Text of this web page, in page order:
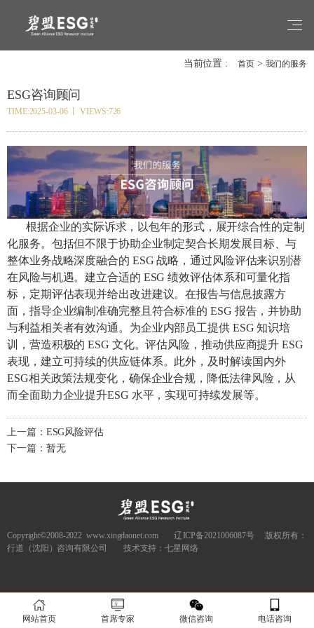
当前位置 : 首页> 我们的服务
ESG咨询顾问
TIME:2025-03-06 丨 VIEWS:726
根据企业的实际诉求，以包年的形式，展开综合性的定制
化服务。包括但不限于协助企业制定契合长期发展目标、与
整体业务战略深度融合的 ESG 战略，通过风险评估来识别潜
在风险与机遇。建立合适的 ESG 绩效评估体系和可量化指
标，定期评估表现并给出改进建议。在报告与信息披露方
面，指导企业编制准确完整且符合标准的 ESG 报告，并协助
与利益相关者有效沟通。为企业内部员工提供 ESG 知识培
训，营造积极的 ESG 文化。评估风险，推动供应商提升 ESG
表现，建立可持续的供应链体系。此外，及时解读国内外
ESG相关政策法规变化，确保企业合规，降低法律风险，从
而全面助力企业提升ESG 水平，实现可持续发展等。
上一篇： ESG风险评估
下一篇： 暂无
Copyright©2008-2022www.xingdaonet.com 辽ICP备2021006087号
版权所有：
行道（沈阳）咨询有限公司
技术支持：七星网络
网站首页 首席专家 微信咨询 电话咨询